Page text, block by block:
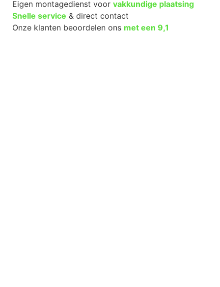
Eigen montagedienst voor vakkundige plaatsing
Snelle service & direct contact
Onze klanten beoordelen ons met een 9,1